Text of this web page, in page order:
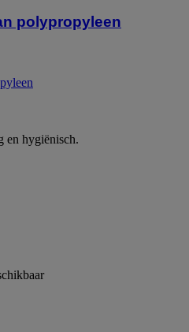
polypropyleen
en hygiënisch.